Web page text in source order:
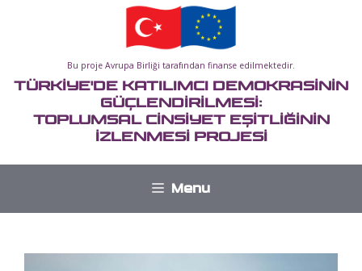
Bu proje Avrupa Birliği tarafından finanse edilmektedir.
TÜRKİYE'DE KATILIMCI DEMOKRASİNİN
GÜÇLENDİRİLMESİ:
TOPLUMSAL CİNSİYET EŞİTLİĞİNİN
İZLENMESİ PROJESİ
Menu